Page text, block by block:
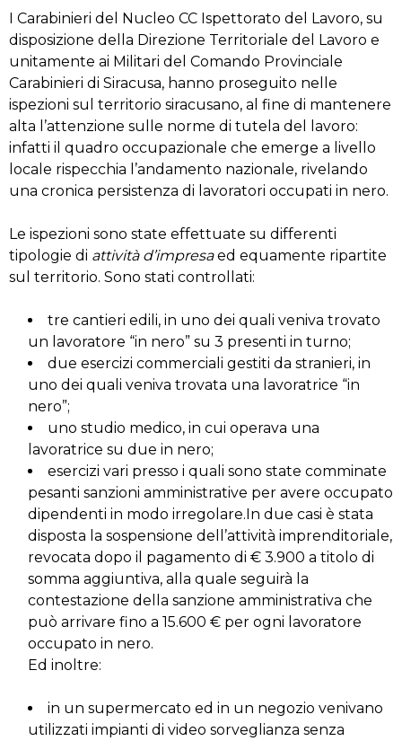
I Carabinieri del Nucleo CC Ispettorato del Lavoro, su
disposizione della Direzione Territoriale del Lavoro e
unitamente ai Militari del Comando Provinciale
Carabinieri di Siracusa, hanno proseguito nelle
ispezioni sul territorio siracusano, al fine di mantenere
alta l’attenzione sulle norme di tutela del lavoro:
infatti il quadro occupazionale che emerge a livello
locale rispecchia l’andamento nazionale, rivelando
una cronica persistenza di lavoratori occupati in nero.
Le ispezioni sono state effettuate su differenti
tipologie di attività d’impresaed equamente ripartite
sul territorio. Sono stati controllati:
tre cantieri edili, in uno dei quali veniva trovato
un lavoratore “in nero” su 3 presenti in turno;
due esercizi commerciali gestiti da stranieri, in
uno dei quali veniva trovata una lavoratrice “in
nero”;
uno studio medico, in cui operava una
lavoratrice su due in nero;
esercizi vari presso i quali sono state comminate
pesanti sanzioni amministrative per avere occupato
dipendenti in modo irregolare.In due casi è stata
disposta la sospensione dell’attività imprenditoriale,
revocata dopo il pagamento di € 3.900 a titolo di
somma aggiuntiva, alla quale seguirà la
contestazione della sanzione amministrativa che
può arrivare fino a 15.600 € per ogni lavoratore
occupato in nero.
Ed inoltre:
in un supermercato ed in un negozio venivano
utilizzati impianti di video sorveglianza senza